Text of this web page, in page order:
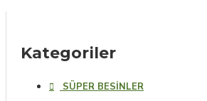
Kategoriler
SÜPER BESINLER